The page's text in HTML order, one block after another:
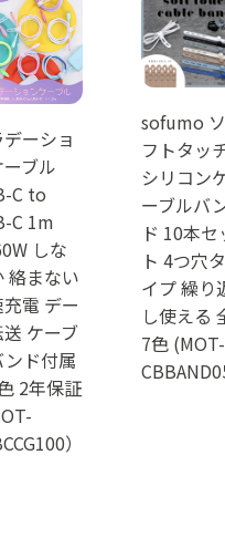
ーショ
ーブル
C to
C 1m
しな
絡まない
電 デー
ケーブ
ンド付属
2年保証
）
sofumo ソ
フトタッ
シリコン
ーブルバ
ド 10本セ
ト 4つ穴タ
イプ 繰り
し使える
7色 (MOT-